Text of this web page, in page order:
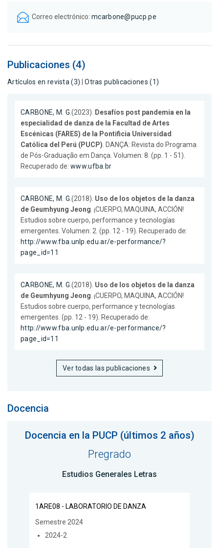
Correo electrónico: mcarbone@pucp.pe
Publicaciones (4)
Artículos en revista (3) |Otras publicaciones (1)
CARBONE, M. G.(2023).
Desafíos post pandemia en la
especialidad de danza de la Facultad de Artes
Escénicas (FARES) de la Pontificia Universidad
Católica del Perú (PUCP) . DANÇA: Revista do Programa
de Pós-Graduação em Dança. Volumen: 8. (pp. 1 - 51).
Recuperado de: www.ufba.br
CARBONE, M. G.(2018). Uso de los objetos de la danza
de Geumhyung Jeong . ¡CUERPO, MAQUINA, ACCIÓN!
Estudios sobre cuerpo, performance y tecnologías
emergentes. Volumen: 2. (pp. 12 - 19). Recuperado de:
http://www.fba.unlp.edu.ar/e-performance/?
page_id=11
CARBONE, M. G.(2018). Uso de los objetos de la danza
de Geumhyung Jeong . ¡CUERPO, MAQUINA, ACCIÓN!
Estudios sobre cuerpo, performance y tecnologías
emergentes. (pp. 12 - 19). Recuperado de:
http://www.fba.unlp.edu.ar/e-performance/?
page_id=11
Ver todas las publicaciones
Docencia
Docencia en la PUCP (últimos 2 años)
Pregrado
Estudios Generales Letras
1ARE08 - LABORATORIO DE DANZA
Semestre 2024
2024-2